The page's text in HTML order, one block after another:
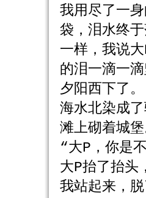
我用尽了一
袋，泪水终
一样，我说
的泪一滴一
夕阳西下了。
海水北染成
滩上砌着城
“大P，你是
大P抬了抬头
我站起来，